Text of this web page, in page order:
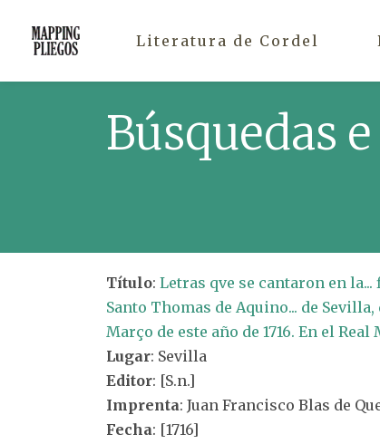
Literatura de Cordel
Búsquedas
Título: Letras qve se cantaron en
Santo Thomas de Aquino... de
Março de este año de 1716. En el
Lugar: Sevilla
Editor: [S.n.]
Imprenta: Juan Francisco Blas de
Fecha: [1716]